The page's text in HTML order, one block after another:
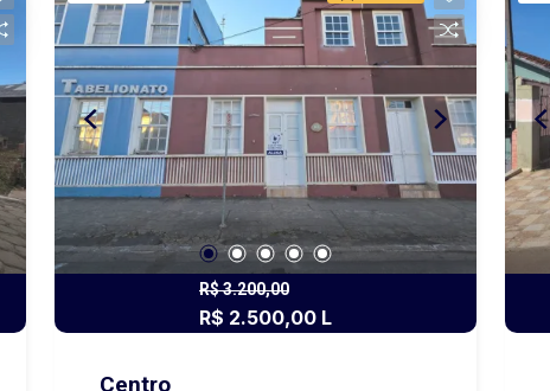
R$ 3.200,00
R$ 2.500,00 L
Centro